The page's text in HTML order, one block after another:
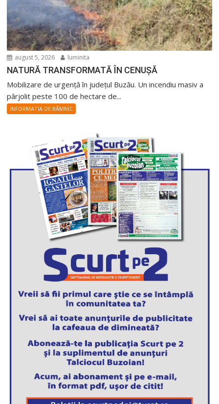
august 5, 2026 luminita
NATURĂ TRANSFORMATĂ ÎN CENUȘĂ
Mobilizare de urgență în județul Buzău. Un incendiu masiv a
pârjolit peste 100 de hectare de...
INFORMATIA DE RÂMNIC